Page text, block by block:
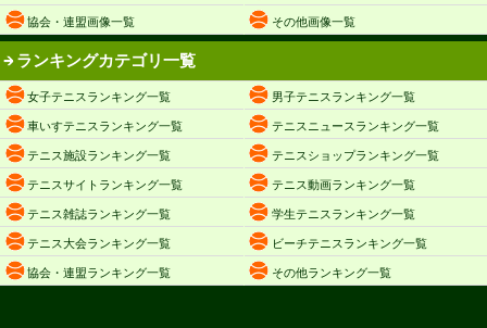
協会・連盟画像一覧 その他画像一覧
ランキングカテゴリ一覧
女子テニスランキング一覧 男子テニスランキング一覧
車いすテニスランキング一覧 テニスニュースランキング一覧
テニス施設ランキング一覧 テニスショップランキング一覧
テニスサイトランキング一覧 テニス動画ランキング一覧
テニス雑誌ランキング一覧 学生テニスランキング一覧
テニス大会ランキング一覧 ビーチテニスランキング一覧
協会・連盟ランキング一覧 その他ランキング一覧